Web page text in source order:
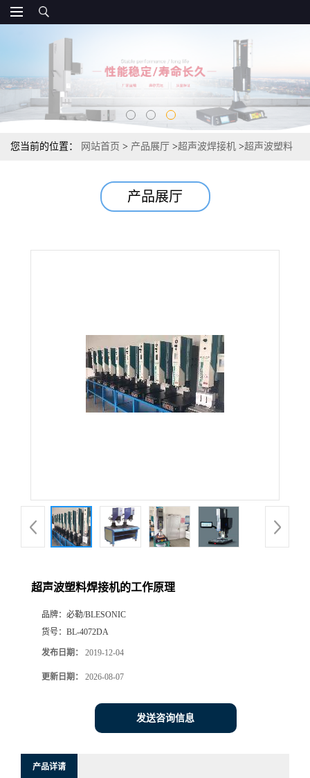
您当前的位置： 网站首页 > 产品展厅 >超声波焊接机 >超声波塑料
产品展厅
超声波塑料焊接机的工作原理
品牌： 必勒/BLESONIC
货号： BL-4072DA
发布日期： 2019-12-04
更新日期： 2026-08-07
发送咨询信息
产品详请